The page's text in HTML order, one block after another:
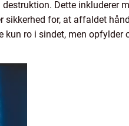
Dette inkluderer
for, at affaldet
ro i sindet, men opfylder